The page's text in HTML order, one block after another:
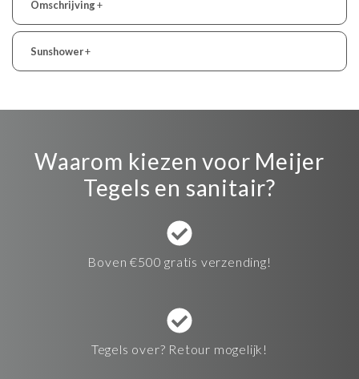
Omschrijving+
Sunshower+
Waarom kiezen voor Meijer
Tegels en sanitair?
Boven €500 gratis verzending!
Tegels over? Retour mogelijk!